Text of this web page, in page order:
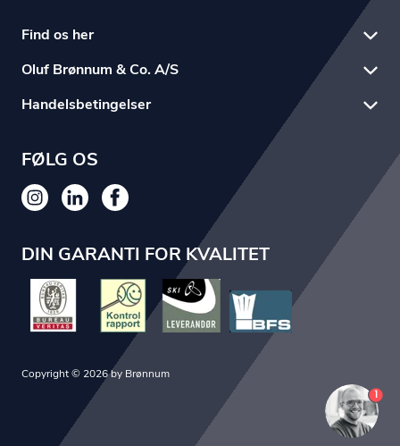
Find os her
Oluf Brønnum & Co. A/S
Handelsbetingelser
FØLG OS
DIN GARANTI FOR KVALITET
Copyright © 2026 by Brønnum
1